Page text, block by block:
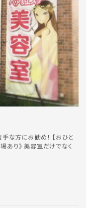
な方にお勧め！ 【おひと
あり》 美容室だけでなく